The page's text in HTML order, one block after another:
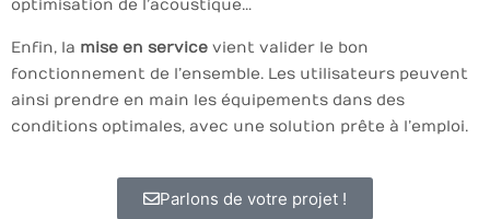
optimisation de l’acoustique…
Enfin, la mise en service vient valider le bon
fonctionnement de l’ensemble. Les utilisateurs peuvent
ainsi prendre en main les équipements dans des
conditions optimales, avec une solution prête à l’emploi.
Parlons de votre projet !